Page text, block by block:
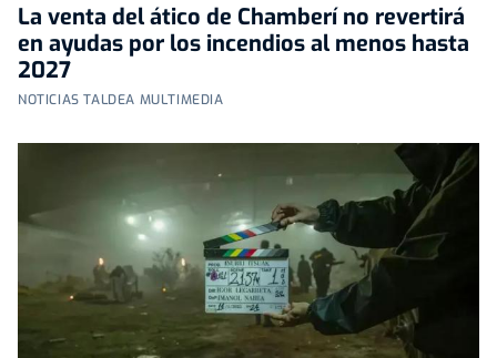
La venta del ático de Chamberí no revertirá
en ayudas por los incendios al menos hasta
2027
NOTICIAS TALDEA MULTIMEDIA